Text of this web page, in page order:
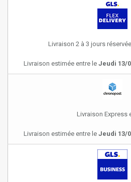
Livraison 2 à 3 jours
Livraison estimée entre le Jeudi 13/
Livraison Express
Livraison estimée entre le Jeudi 13/